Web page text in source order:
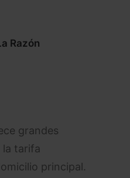
Razón
grandes
la tarifa
principal.